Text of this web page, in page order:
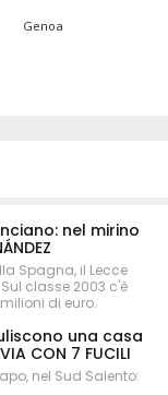
Genoa
nel mirino
Spagna, il Lecce
classe 2003 c'è
di euro.
una casa
CON 7 FUCILI
nel Sud Salento: